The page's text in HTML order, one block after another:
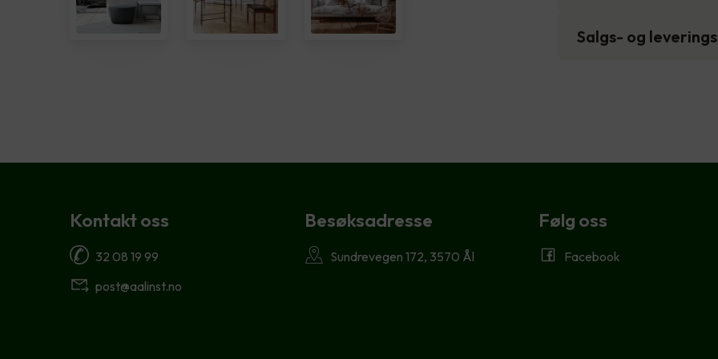
Salgs- og
Kontakt oss
32 08 19 99
post@aalinst.no
Besøksadresse
Sundrevegen 172, 3570 Ål
Følg oss
Facebook